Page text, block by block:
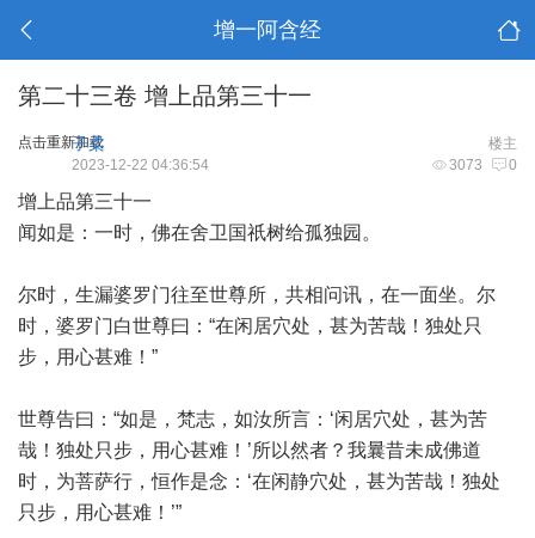
增一阿含经
第二十三卷 增上品第三十一
点击重新加载 楼主
子柔
3073 0
2023-12-22 04:36:54
增上品第三十一
闻如是：一时，佛在舍卫国祇树给孤独园。
尔时，生漏婆罗门往至世尊所，共相问讯，在一面坐。尔
时，婆罗门白世尊曰：“在闲居穴处，甚为苦哉！独处只
步，用心甚难！”
世尊告曰：“如是，梵志，如汝所言：‘闲居穴处，甚为苦
哉！独处只步，用心甚难！’所以然者？我曩昔未成佛道
时，为菩萨行，恒作是念：‘在闲静穴处，甚为苦哉！独处
只步，用心甚难！’”